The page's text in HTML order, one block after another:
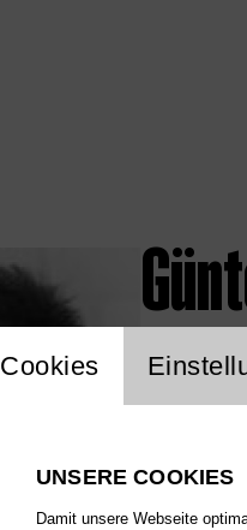
Cookies
UNSERE COOKIES
Damit unsere Webseite